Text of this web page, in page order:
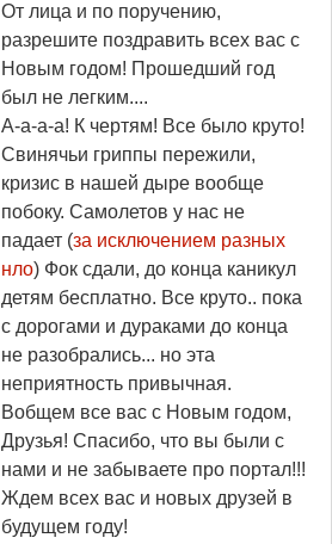
От лица и по поручению,
разрешите поздравить всех вас с
Новым годом! Прошедший год
был не легким....
А-а-а-а! К чертям! Все было круто!
Свинячьи гриппы пережили,
кризис в нашей дыре вообще
побоку. Самолетов у нас не
падает (за исключением разных
нло) Фок сдали, до конца каникул
детям бесплатно. Все круто.. пока
с дорогами и дураками до конца
не разобрались... но эта
неприятность привычная.
Вобщем все вас с Новым годом,
Друзья! Спасибо, что вы были с
нами и не забываете про портал!!!
Ждем всех вас и новых друзей в
будущем году!